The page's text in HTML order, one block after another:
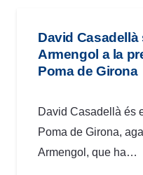
David
Armengol a la
Poma de Girona
David Casadellà és
Poma de Girona,
Armengol, que ha…